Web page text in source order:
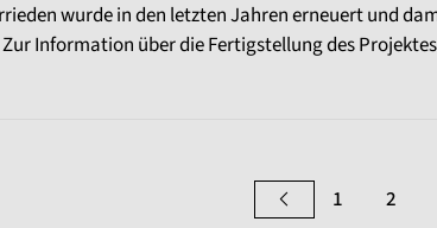
wurde in den letzten Jahren erneuert und
Information über die Fertigstellung des
1 2